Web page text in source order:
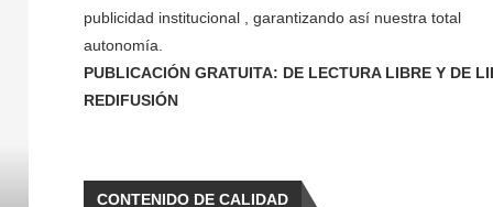
publicidad institucional , garantizando así nuestra total
autonomía.
PUBLICACIÓN GRATUITA: DE LECTURA LIBRE Y DE
REDIFUSIÓN
CONTENIDO DE CALIDAD